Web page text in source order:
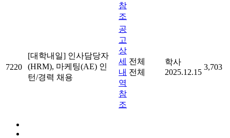
참
조
7220
[대학내일] 인사담당자
(HRM), 마케팅(AE) 인
턴/경력 채용
공
고
상
세
내
역
참
조
전체
전체
학사
2025.12.15
3,703